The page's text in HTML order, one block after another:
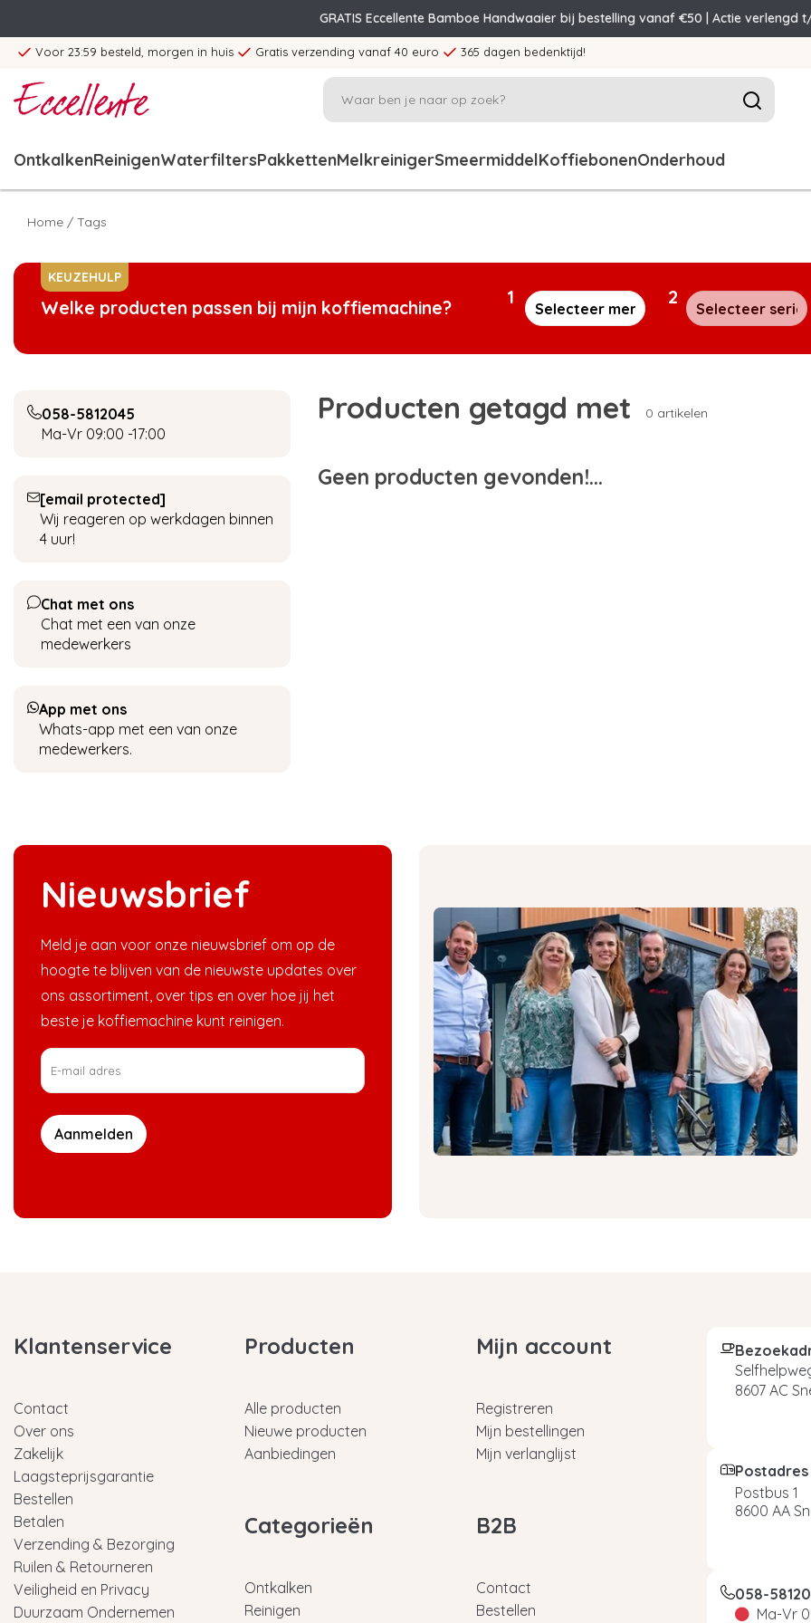
GRATIS Eccellente Bamboe Handwaaier bij bestelling vanaf €50 | Actie verlengd
Voor 23:59 besteld, morgen in huis Gratis verzending vanaf 40 euro 365 dagen bedenktijd!
OntkalkenReinigenWaterfiltersPakkettenMelkreinigerSmeermiddelKoffiebonenOnderhoud
Home / Tags
KEUZEHULP
Welke producten passen bij mijn koffiemachine? 1 2
058-5812045
Ma-Vr 09:00 -17:00
[email protected]
Wij reageren op werkdagen binnen
4 uur!
Chat met ons
Chat met een van onze
medewerkers
App met ons
Whats-app met een van onze
medewerkers.
Producten getagd met 0 artikelen
Geen producten gevonden!...
Nieuwsbrief
Meld je aan voor onze nieuwsbrief om op de
hoogte te blijven van de nieuwste updates over
ons assortiment, over tips en over hoe jij het
beste je koffiemachine kunt reinigen.
Aanmelden
Klantenservice
Contact
Over ons
Zakelijk
Laagsteprijsgarantie
Bestellen
Betalen
Verzending & Bezorging
Ruilen & Retourneren
Veiligheid en Privacy
Duurzaam Ondernemen
Producten
Alle producten
Nieuwe producten
Aanbiedingen
Categorieën
Ontkalken
Reinigen
Mijn account
Registreren
Mijn bestellingen
Mijn verlanglijst
B2B
Contact
Bestellen
8607 AC
Postadres
Postbus 1
8600 AA
058-
Ma-Vr